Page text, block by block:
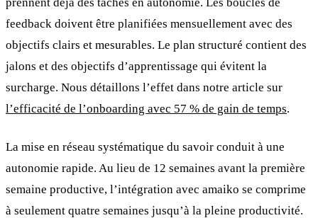
feedback doivent être planifiées mensuellement avec des
objectifs clairs et mesurables. Le plan structuré contient des
jalons et des objectifs d’apprentissage qui évitent la
surcharge. Nous détaillons l’effet dans notre article sur
l’efficacité de l’onboarding avec 57 % de gain de temps.
La mise en réseau systématique du savoir conduit à une
autonomie rapide. Au lieu de 12 semaines avant la première
semaine productive, l’intégration avec amaiko se comprime
à seulement quatre semaines jusqu’à la pleine productivité.